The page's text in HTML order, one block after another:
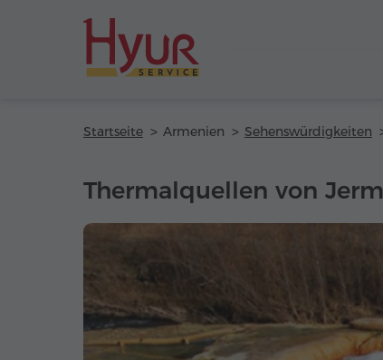
Startseite Armenien Sehenswürdigkeiten
Thermalquellen von